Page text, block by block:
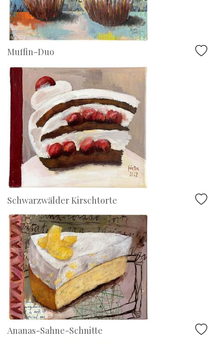
Muffin-Duo
Schwarzwälder Kirschtorte
Ananas-Sahne-Schnitte